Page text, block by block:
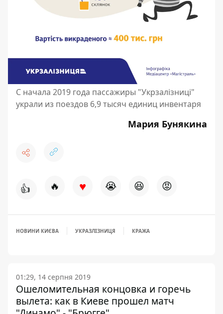
С начала 2019 года пассажиры "Укрзалізниці"
украли из поездов 6,9 тысяч единиц инвентаря
Мария Бунякина
👍 🔥 ♥ 😭 😆 😡
НОВИНИ КИЄВА УКРАЗЛІЗНИЦЯ КРАЖА
01:29, 14 серпня 2019
Ошеломительная концовка и горечь
вылета: как в Киеве прошел матч